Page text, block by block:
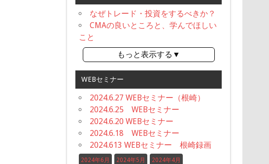
なぜトレード・投資をするべきか？
CMAの良いところと、学んでほしい
こと
もっと表示する▼
WEBセミナー
2024.6.27 WEBセミナー（根崎）
2024.6.25 WEBセミナー
2024.6.20 WEBセミナー
2024.6.18 WEBセミナー
2024.613 WEBセミナー 根崎録画
2024年6月 2024年5月 2024年4月